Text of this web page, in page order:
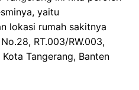
yaitu
lokasi rumah sakitnya
RT.003/RW.003,
Tangerang, Banten